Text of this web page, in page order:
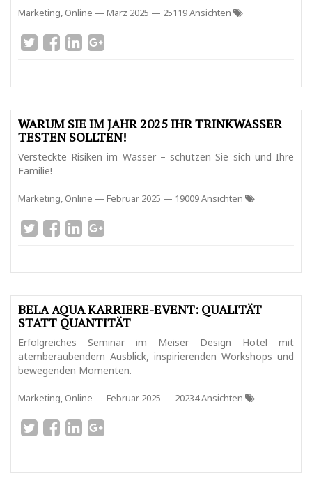
Marketing, Online — März 2025 — 25119 Ansichten
WARUM SIE IM JAHR 2025 IHR TRINKWASSER
TESTEN SOLLTEN!
Versteckte Risiken im Wasser – schützen Sie sich und Ihre
Familie!
Marketing, Online — Februar 2025 — 19009 Ansichten
BELA AQUA KARRIERE-EVENT: QUALITÄT
STATT QUANTITÄT
Erfolgreiches Seminar im Meiser Design Hotel mit
atemberaubendem Ausblick, inspirierenden Workshops und
bewegenden Momenten.
Marketing, Online — Februar 2025 — 20234 Ansichten